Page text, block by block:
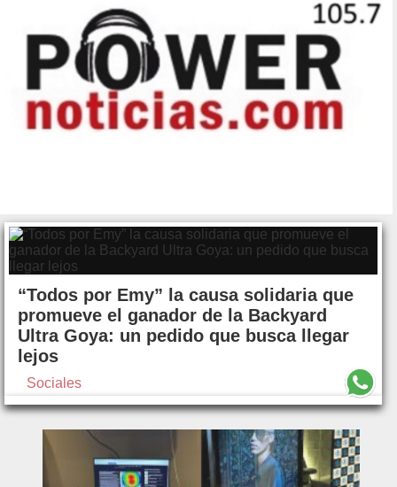
“Todos por Emy” la causa solidaria que
promueve el ganador de la Backyard
Ultra Goya: un pedido que busca llegar
lejos
Sociales